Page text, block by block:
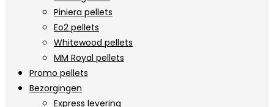
Piniera pellets
Eo2 pellets
Whitewood pellets
MM Royal pellets
Promo pellets
Bezorgingen
Express levering